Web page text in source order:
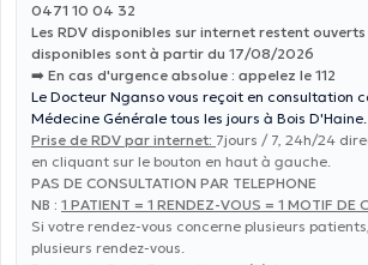
0471 10 04 32
Les RDV disponibles sur internet restent
disponibles sont à partir du 17/08/2026
➡️ En cas d'urgence absolue : appelez le 112
Le Docteur Nganso vous reçoit en consultation
Médecine Générale tous les jours à Bois D'Haine.
Prise de RDV par internet: 7jours / 7, 24h/24
en cliquant sur le bouton en haut à gauche.
PAS DE CONSULTATION PAR TELEPHONE
NB : 1 PATIENT = 1 RENDEZ-VOUS = 1 MOTIF DE
Si votre rendez-vous concerne plusieurs
plusieurs rendez-vous.